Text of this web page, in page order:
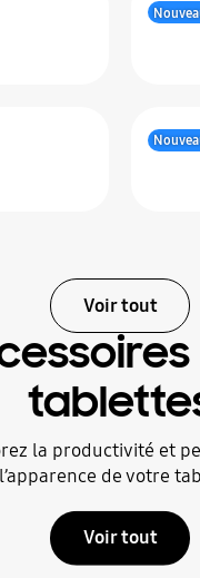
Voir tout
la productivité et
l’apparence de votre
Voir tout